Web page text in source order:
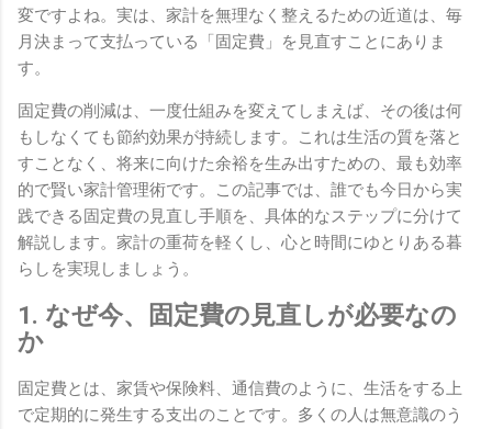
変ですよね。実は、家計を無理なく整えるための近道は、毎
月決まって支払っている「固定費」を見直すことにありま
す。
固定費の削減は、一度仕組みを変えてしまえば、その後は何
もしなくても節約効果が持続します。これは生活の質を落と
すことなく、将来に向けた余裕を生み出すための、最も効率
的で賢い家計管理術です。この記事では、誰でも今日から実
践できる固定費の見直し手順を、具体的なステップに分けて
解説します。家計の重荷を軽くし、心と時間にゆとりある暮
らしを実現しましょう。
1. なぜ今、固定費の見直しが必要なの
か
固定費とは、家賃や保険料、通信費のように、生活をする上
で定期的に発生する支出のことです。多くの人は無意識のう